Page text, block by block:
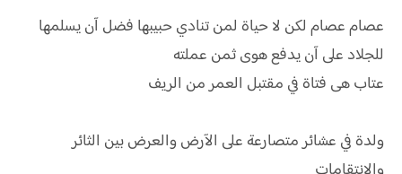
عصام عصام لكن لا حياة لمن تنادي حبيبها فضل آن يسلمها
للجلاد على آن يدفع هوى ثمن عملته
عتاب هى فتاة في مقتبل العمر من الريف
ولدة في عشائر متصارعة على الآرض والعرض بين الثائر